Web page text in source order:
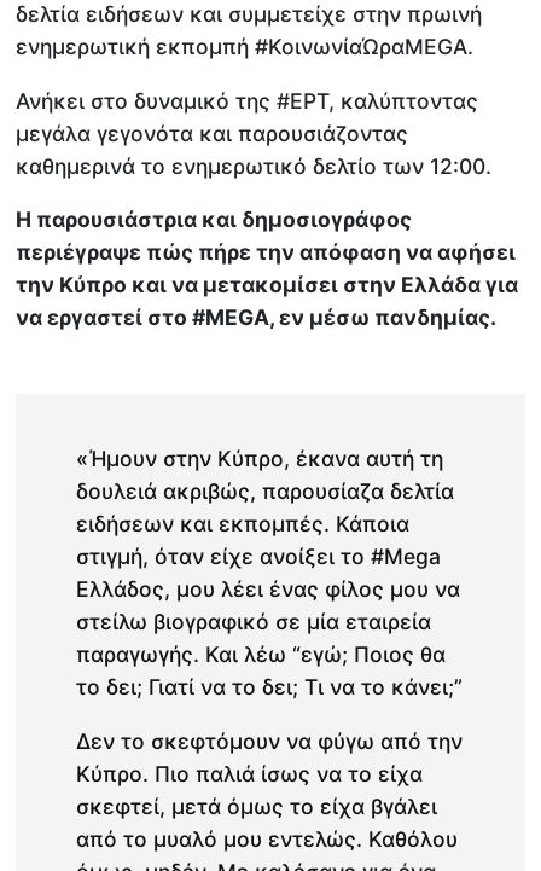
δελτία ειδήσεων και συμμετείχε στην πρωινή
ενημερωτική εκπομπή #ΚοινωνίαΏραMEGA.
Ανήκει στο δυναμικό της #ΕΡΤ, καλύπτοντας
μεγάλα γεγονότα και παρουσιάζοντας
καθημερινά το ενημερωτικό δελτίο των 12:00.
Η παρουσιάστρια και δημοσιογράφος
περιέγραψε πώς πήρε την απόφαση να αφήσει
την Κύπρο και να μετακομίσει στην Ελλάδα για
να εργαστεί στο #MEGA, εν μέσω πανδημίας.
«Ήμουν στην Κύπρο, έκανα αυτή τη
δουλειά ακριβώς, παρουσίαζα δελτία
ειδήσεων και εκπομπές. Κάποια
στιγμή, όταν είχε ανοίξει το #Mega
Ελλάδος, μου λέει ένας φίλος μου να
στείλω βιογραφικό σε μία εταιρεία
παραγωγής. Και λέω “εγώ; Ποιος θα
το δει; Γιατί να το δει; Τι να το κάνει;”
Δεν το σκεφτόμουν να φύγω από την
Κύπρο. Πιο παλιά ίσως να το είχα
σκεφτεί, μετά όμως το είχα βγάλει
από το μυαλό μου εντελώς. Καθόλου